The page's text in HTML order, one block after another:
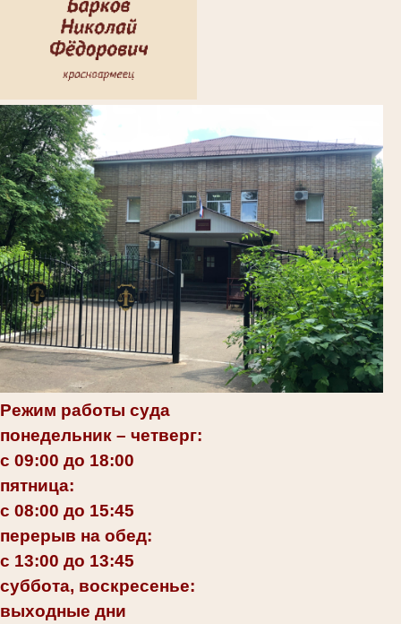
Режим работы суда
понедельник – четверг:
с 09:00 до 18:00
пятница:
с 08:00 до 15:45
перерыв на обед:
с 13:00 до 13:45
суббота, воскресенье:
выходные дни